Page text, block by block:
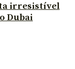
irresistível
Dubai